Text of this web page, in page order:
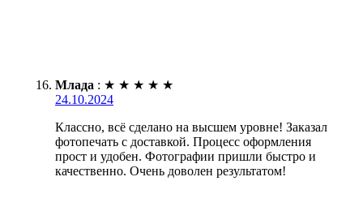
Млада : ★ ★ ★ ★ ★
24.10.2024
Классно, всё сделано на высшем уровне! Заказал
фотопечать с доставкой. Процесс оформления
прост и удобен. Фотографии пришли быстро и
качественно. Очень доволен результатом!